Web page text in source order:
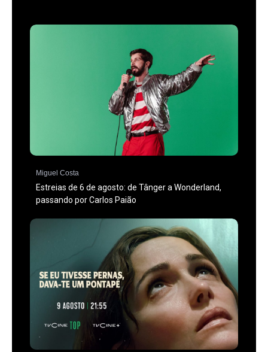
Miguel Costa
Estreias de 6 de agosto: de Tânger a Wonderland,
passando por Carlos Paião